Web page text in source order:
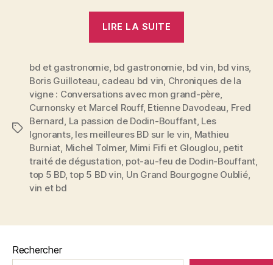
LIRE LA SUITE
BDs
sur
le
vin
et
la
gastronomie »
Étiquettes
bd et gastronomie, bd gastronomie, bd vin bd vins,
Boris Guilloteau cadeau bd vin Chroniques de la
vigne : Conversations avec mon grand-père,
Curnonsky et Marcel Rouff, Etienne Davodeau Fred
Bernard La passion de Dodin-Bouffant, Les
Ignorants, les meilleures BD sur le vin Mathieu
Burniat Michel Tolmer, Mimi Fifi et Glouglou petit
traité de dégustation pot-au-feu de Dodin-Bouffant
top 5 BD,top 5 BD vin Un Grand Bourgogne Oublié,
vin et bd
Rechercher